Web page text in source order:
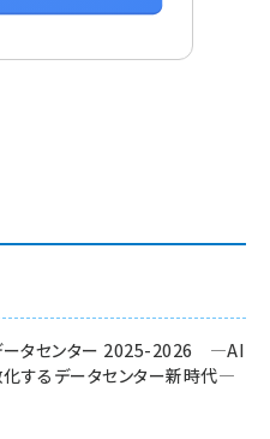
データセンター 2025-2026 ―AI
化するデータセンター新時代―